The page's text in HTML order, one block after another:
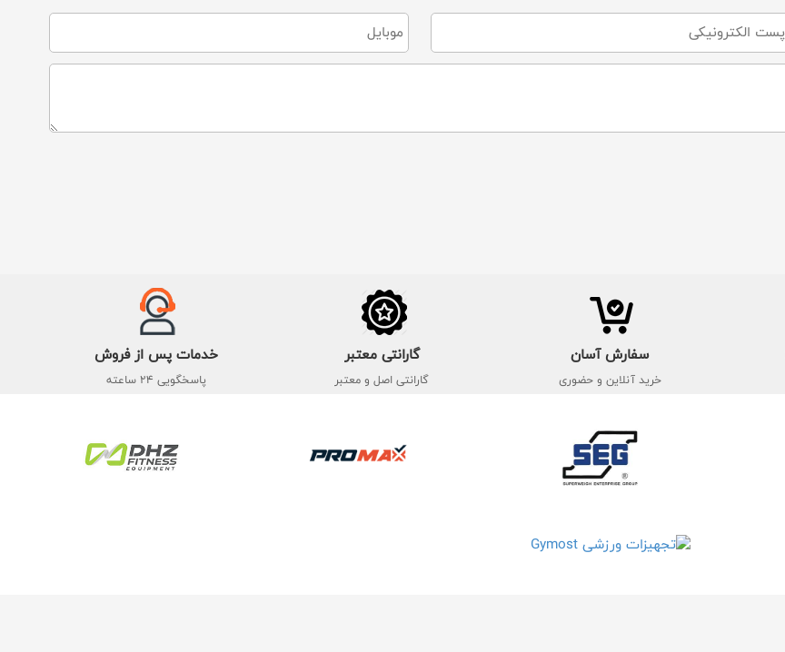
سفارش آسان
خرید آنلاین و حضوری
گارانتی معتبر
گارانتی اصل و معتبر
خدمات پس از فروش
پاسخگویی 24 ساعته